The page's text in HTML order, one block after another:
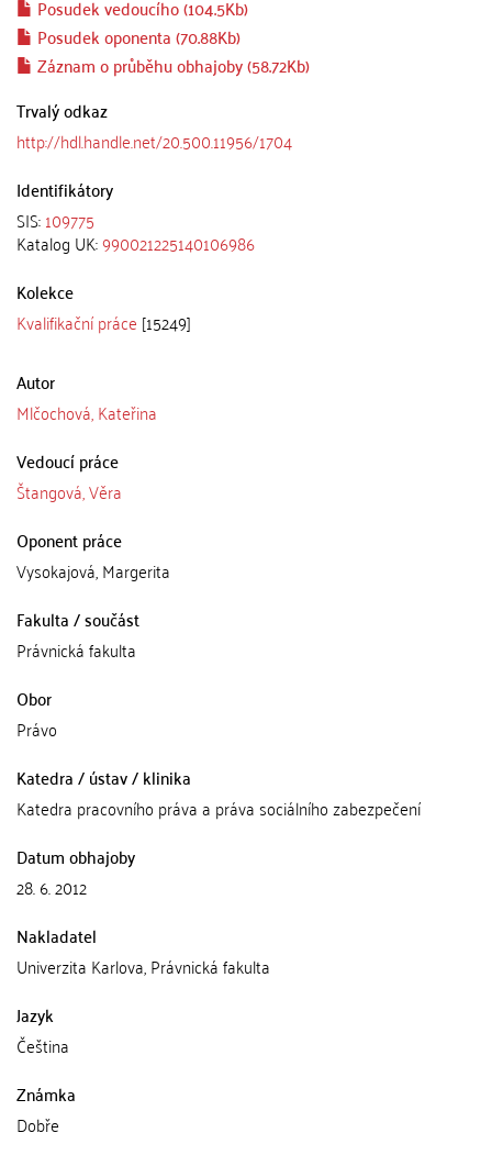
Posudek vedoucího (104.5Kb)
Posudek oponenta (70.88Kb)
Záznam o průběhu obhajoby (58.72Kb)
Trvalý odkaz
http://hdl.handle.net/20.500.11956/1704
Identifikátory
SIS:109775
Katalog UK:990021225140106986
Kolekce
Kvalifikační práce [15249]
Autor
Mlčochová, Kateřina
Vedoucí práce
Štangová, Věra
Oponent práce
Vysokajová, Margerita
Fakulta / součást
Právnická fakulta
Obor
Právo
Katedra / ústav / klinika
Katedra pracovního práva a práva sociálního zabezpečení
Datum obhajoby
28. 6. 2012
Nakladatel
Univerzita Karlova, Právnická fakulta
Jazyk
Čeština
Známka
Dobře